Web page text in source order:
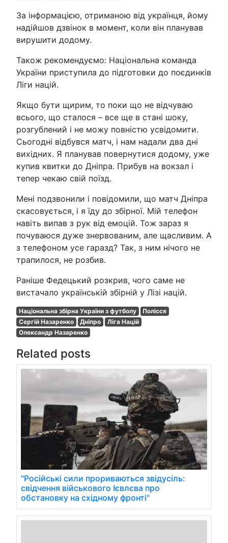
За інформацією, отриманою від українця, йому
надійшов дзвінок в момент, коли він планував
вирушити додому.
Також рекомендуємо: Національна команда
України приступила до підготовки до поєдинків
Ліги націй.
Якщо бути щирим, то поки що не відчуваю
всього, що сталося – все ще в стані шоку,
розгублений і не можу повністю усвідомити.
Сьогодні відбувся матч, і нам надали два дні
вихідних. Я планував повернутися додому, уже
купив квитки до Дніпра. Прибув на вокзал і
тепер чекаю свій поїзд.
Мені подзвонили і повідомили, що матч Дніпра
скасовується, і я їду до збірної. Мій телефон
навіть випав з рук від емоцій. Тож зараз я
почуваюся дуже знервованим, але щасливим. А
з телефоном усе гаразд? Так, з ним нічого не
трапилося, не розбив.
Раніше Федецький розкрив, чого саме не
вистачало українській збірній у Лізі націй.
Національна збірна України з футболу
Полісся
Сергій Назаренко
Дніпро
Ліга Націй
Олександр Назаренко
Related posts
"Російські сили прориваються звідусіль:
свідчення військового Ієвлєва про
обстановку на східному фронті"